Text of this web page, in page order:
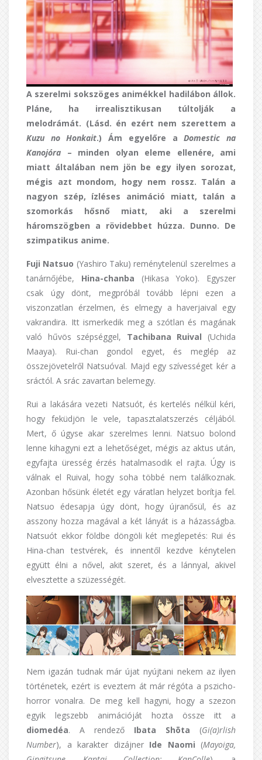
A szerelmi sokszöges animékkel hadilábon állok.
Pláne, ha irrealisztikusan túltolják a
melodrámát. (Lásd. én ezért nem szerettem a
Kuzu no Honkait.) Ám egyelőre aDomestic na
Kanojóra – minden olyan eleme ellenére, ami
miatt általában nem jön be egy ilyen sorozat,
mégis azt mondom, hogy nem rossz. Talán a
nagyon szép, ízléses animáció miatt, talán a
szomorkás hősnő miatt, aki a szerelmi
háromszögben a rövidebbet húzza. Dunno. De
szimpatikus anime.
Fuji Natsuo (Yashiro Taku) reménytelenül szerelmes a
tanárnőjébe, Hina-chanba (Hikasa Yoko). Egyszer
csak úgy dönt, megpróbál tovább lépni ezen a
viszonzatlan érzelmen, és elmegy a haverjaival egy
vakrandira. Itt ismerkedik meg a szótlan és magának
való hűvös szépséggel, Tachibana Ruival (Uchida
Maaya). Rui-chan gondol egyet, és meglép az
összejövetelről Natsuóval. Majd egy szívességet kér a
sráctól. A srác zavartan belemegy.
Rui a lakására vezeti Natsuót, és kertelés nélkül kéri,
hogy feküdjön le vele, tapasztalatszerzés céljából.
Mert, ő úgyse akar szerelmes lenni. Natsuo bolond
lenne kihagyni ezt a lehetőséget, mégis az aktus után,
egyfajta üresség érzés hatalmasodik el rajta. Úgy is
válnak el Ruival, hogy soha többé nem találkoznak.
Azonban hősünk életét egy váratlan helyzet borítja fel.
Natsuo édesapja úgy dönt, hogy újranősül, és az
asszony hozza magával a két lányát is a házasságba.
Natsuót ekkor földbe döngöli két meglepetés: Rui és
Hina-chan testvérek, és innentől kezdve kénytelen
együtt élni a nővel, akit szeret, és a lánnyal, akivel
elvesztette a szüzességét.
Nem igazán tudnak már újat nyújtani nekem az ilyen
történetek, ezért is eveztem át már régóta a pszicho-
horror vonalra. De meg kell hagyni, hogy a szezon
egyik legszebb animációját hozta össze itt a
diomedéa. A rendező Ibata Shōta (Gi(a)rlish
Number), a karakter dizájner Ide Naomi (Mayoiga,